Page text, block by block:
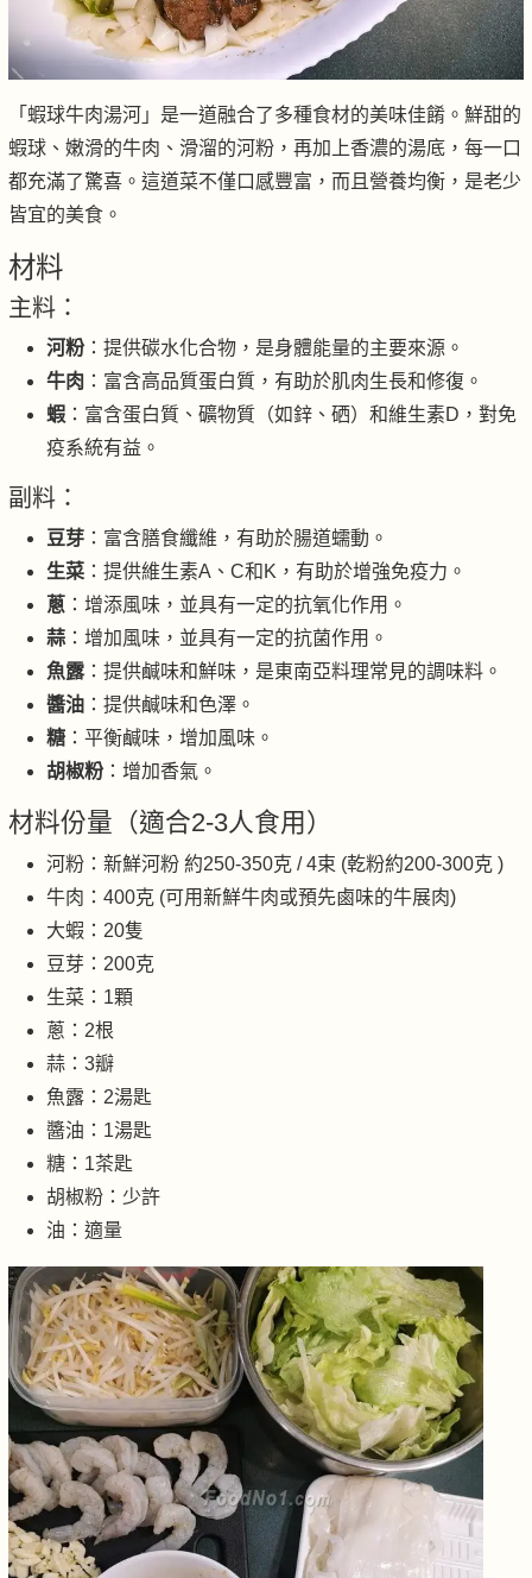
「蝦球牛肉湯河」是一道融合了多種食材的美味佳餚。鮮甜的
蝦球、嫩滑的牛肉、滑溜的河粉，再加上香濃的湯底，每一口
都充滿了驚喜。這道菜不僅口感豐富，而且營養均衡，是老少
皆宜的美食。
材料
主料：
河粉：提供碳水化合物，是身體能量的主要來源。
牛肉 ：富含高品質蛋白質，有助於肌肉生長和修復。
蝦 ：富含蛋白質、礦物質（如鋅、硒）和維生素D，對免
疫系統有益。
副料：
豆芽 ：富含膳食纖維，有助於腸道蠕動。
生菜 ：提供維生素A、C和K，有助於增強免疫力。
蔥 ：增添風味，並具有一定的抗氧化作用。
蒜 ：增加風味，並具有一定的抗菌作用。
魚露 ：提供鹹味和鮮味，是東南亞料理常見的調味料。
醬油 ：提供鹹味和色澤。
糖 ：平衡鹹味，增加風味。
胡椒粉：增加香氣。
材料份量（適合2-3人食用）
河粉：新鮮河粉 約250-350克 / 4束 (乾粉約200-300克 )
牛肉：400克 (可用新鮮牛肉或預先鹵味的牛展肉)
大蝦：20隻
豆芽：200克
生菜：1顆
蔥：2根
蒜：3瓣
魚露：2湯匙
醬油：1湯匙
糖：1茶匙
胡椒粉：少許
油：適量